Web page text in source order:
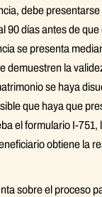
debe
90 días antes de
se presenta
demuestren la
se haya
que haya que
el formulario I-751,
obtiene la
sobre el proceso